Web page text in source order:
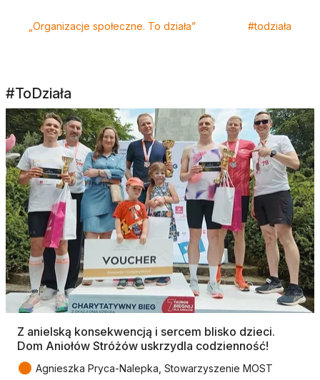
„Organizacje społeczne. To działa” #todziała
#ToDziała
Z anielską konsekwencją i sercem blisko dzieci.
Dom Aniołów Stróżów uskrzydla codzienność!
● Agnieszka Pryca-Nalepka, Stowarzyszenie MOST